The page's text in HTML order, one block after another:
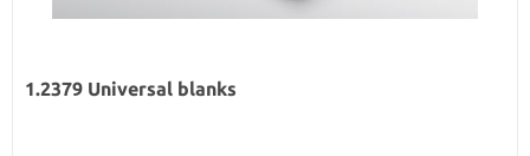
1.2379 Universal blanks